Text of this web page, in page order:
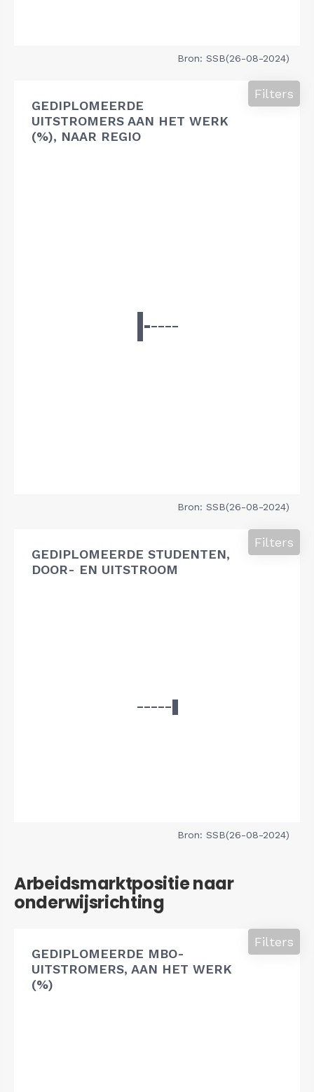
Bron: SSB(26-08-2024)
GEDIPLOMEERDE
UITSTROMERS AAN HET WERK
(%), NAAR REGIO
Filters
Bron: SSB(26-08-2024)
GEDIPLOMEERDE STUDENTEN,
DOOR- EN UITSTROOM
Filters
Bron: SSB(26-08-2024)
Arbeidsmarktpositie naar
onderwijsrichting
GEDIPLOMEERDE MBO-
UITSTROMERS, AAN HET WERK
(%)
Filters